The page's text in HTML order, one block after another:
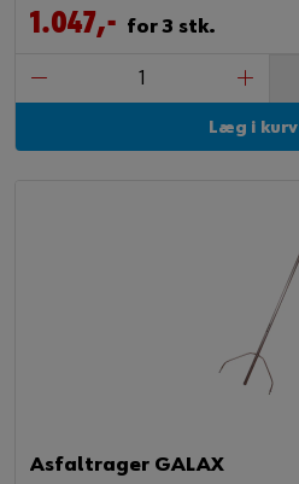
1.047,- for 3 stk.
Læg i kurv
Asfaltrager GALAX